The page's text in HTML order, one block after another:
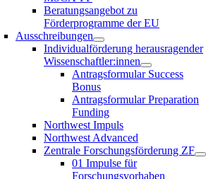
Beratungsangebot zu
Förderprogramme der EU
Ausschreibungen
Individualförderung herausragender
Wissenschaftler:innen
Antragsformular Success
Bonus
Antragsformular Preparation
Funding
Northwest Impuls
Northwest Advanced
Zentrale Forschungsförderung ZF
01 Impulse für
Forschungsvorhaben